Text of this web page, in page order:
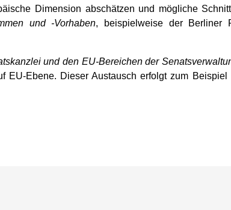
Dimension abschätzen und mögliche
und -Vorhaben, beispielweise der Berliner
und den EU-Bereichen der
Ebene. Dieser Austausch erfolgt zum Beispiel